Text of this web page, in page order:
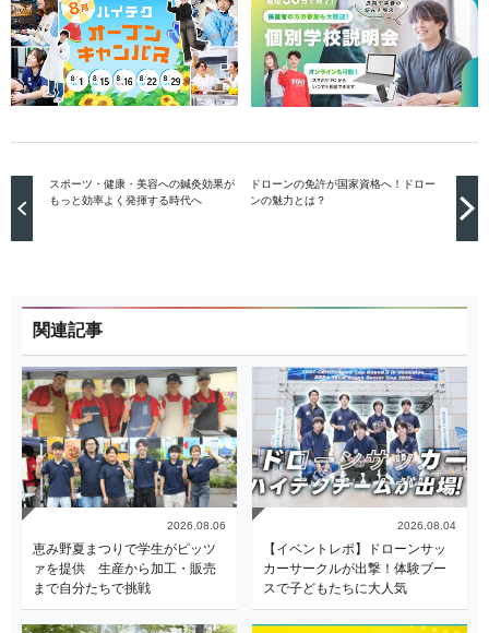
スポーツ・健康・美容への鍼灸効果が
もっと効率よく発揮する時代へ
ドローンの免許が国家資格へ！ドロー
ンの魅力とは？
関連記事
2026.08.06
恵み野夏まつりで学生がピッツ
ァを提供 生産から加工・販売
まで自分たちで挑戦
2026.08.04
【イベントレポ】ドローンサッ
カーサークルが出撃！体験ブー
スで子どもたちに大人気